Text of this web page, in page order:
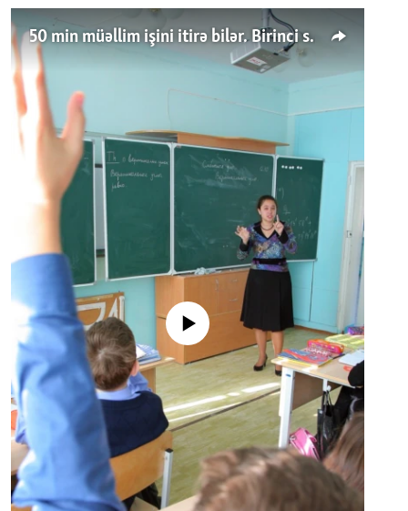
50 min müəllim işini itirə bilər. Birinci sinfə gedənlər azalır
No media source currently available